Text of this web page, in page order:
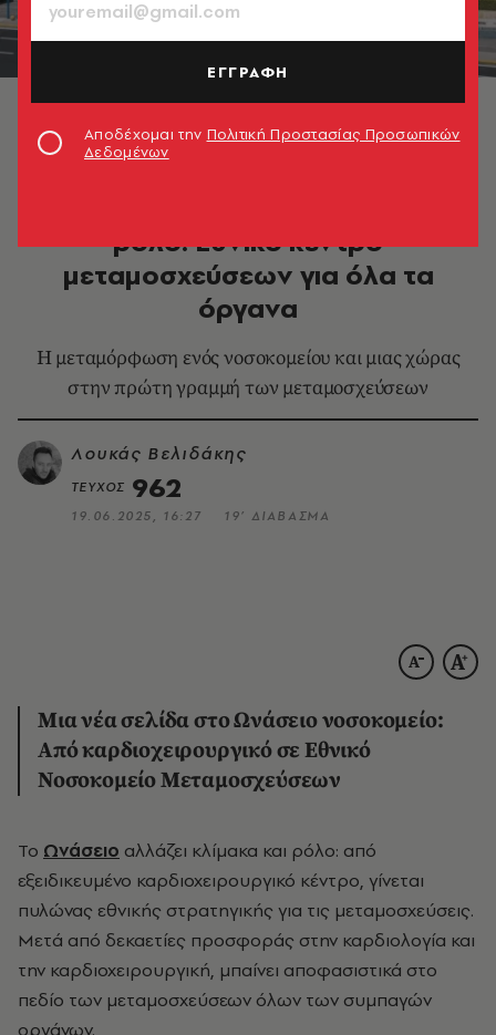
Ωνάσειο νοσοκομείο: Από καρδιοχειρουργικό σε
ρόλο: Εθνικό κέντρο
μεταμοσχεύσεων για όλα τα
όργανα
Η μεταμόρφωση ενός νοσοκομείου και μιας χώρας
στην πρώτη γραμμή των μεταμοσχεύσεων
Λουκάς Βελιδάκης
ΤΕΥΧΟΣ 962
19.06.2025, 16:27 19’ ΔΙΑΒΑΣΜΑ
Μια νέα σελίδα στο Ωνάσειο νοσοκομείο:
Από καρδιοχειρουργικό σε Εθνικό
Νοσοκομείο Μεταμοσχεύσεων
Το Ωνάσειο αλλάζει κλίμακα και ρόλο: από
εξειδικευμένο καρδιοχειρουργικό κέντρο, γίνεται
πυλώνας εθνικής στρατηγικής για τις μεταμοσχεύσεις.
Μετά από δεκαετίες προσφοράς στην καρδιολογία και
την καρδιοχειρουργική, μπαίνει αποφασιστικά στο
πεδίο των μεταμοσχεύσεων όλων των συμπαγών
οργάνων.
ΕΓΓΡΑΦΗ
Αποδέχομαι την Πολιτική Προστασίας Προσωπικών
Δεδομένων